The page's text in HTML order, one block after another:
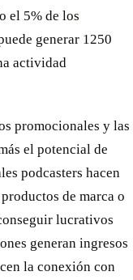
el 5% de los
generar 1250
actividad
promocionales y las
el potencial de
podcasters hacen
de marca o
lucrativos
generan ingresos
la conexión con